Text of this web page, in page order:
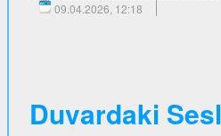
09.04.2026, 12:18
Duvardaki